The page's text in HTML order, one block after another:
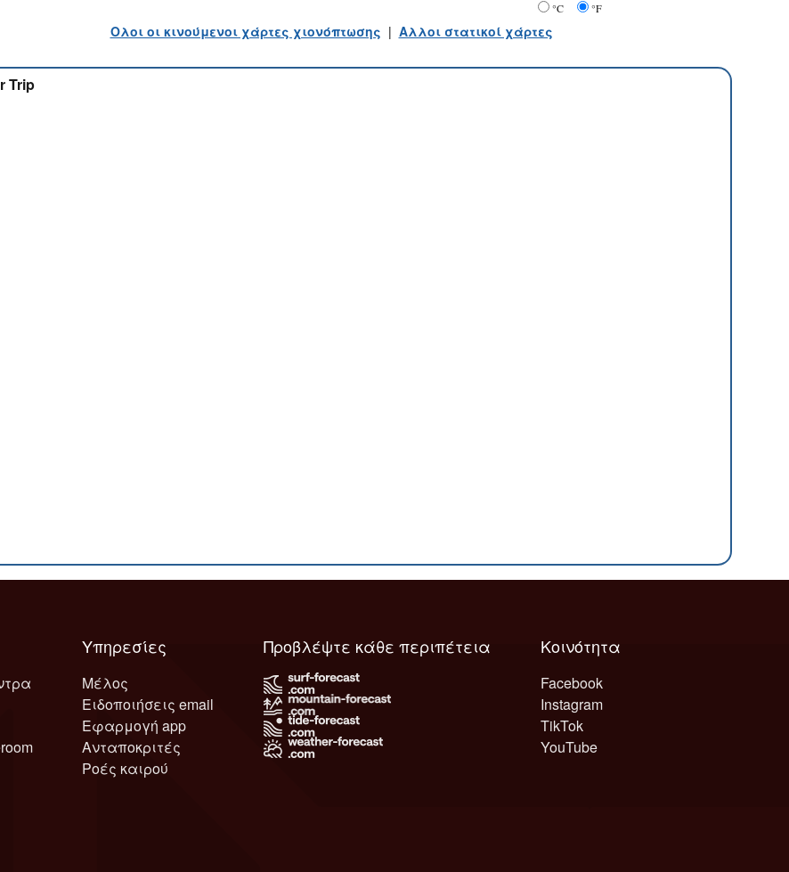
°C °F
Ολοι οι κινούμενοι χάρτες χιονόπτωσης | Αλλοι στατικοί χάρτες
Trip
Υπηρεσίες
Μέλος
Ειδοποιήσεις email
Εφαρμογή app
Ανταποκριτές
Ροές καιρού
Κοινότητα
Facebook
Instagram
TikTok
YouTube
Προβλέψτε κάθε περιπέτεια